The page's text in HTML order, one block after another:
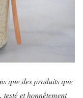
que des produits que
et honnêtement